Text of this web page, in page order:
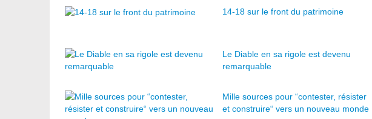
14-18 sur le front du patrimoine
Le Diable en sa rigole est devenu
remarquable
Mille sources pour “contester, résister
et construire“ vers un nouveau monde